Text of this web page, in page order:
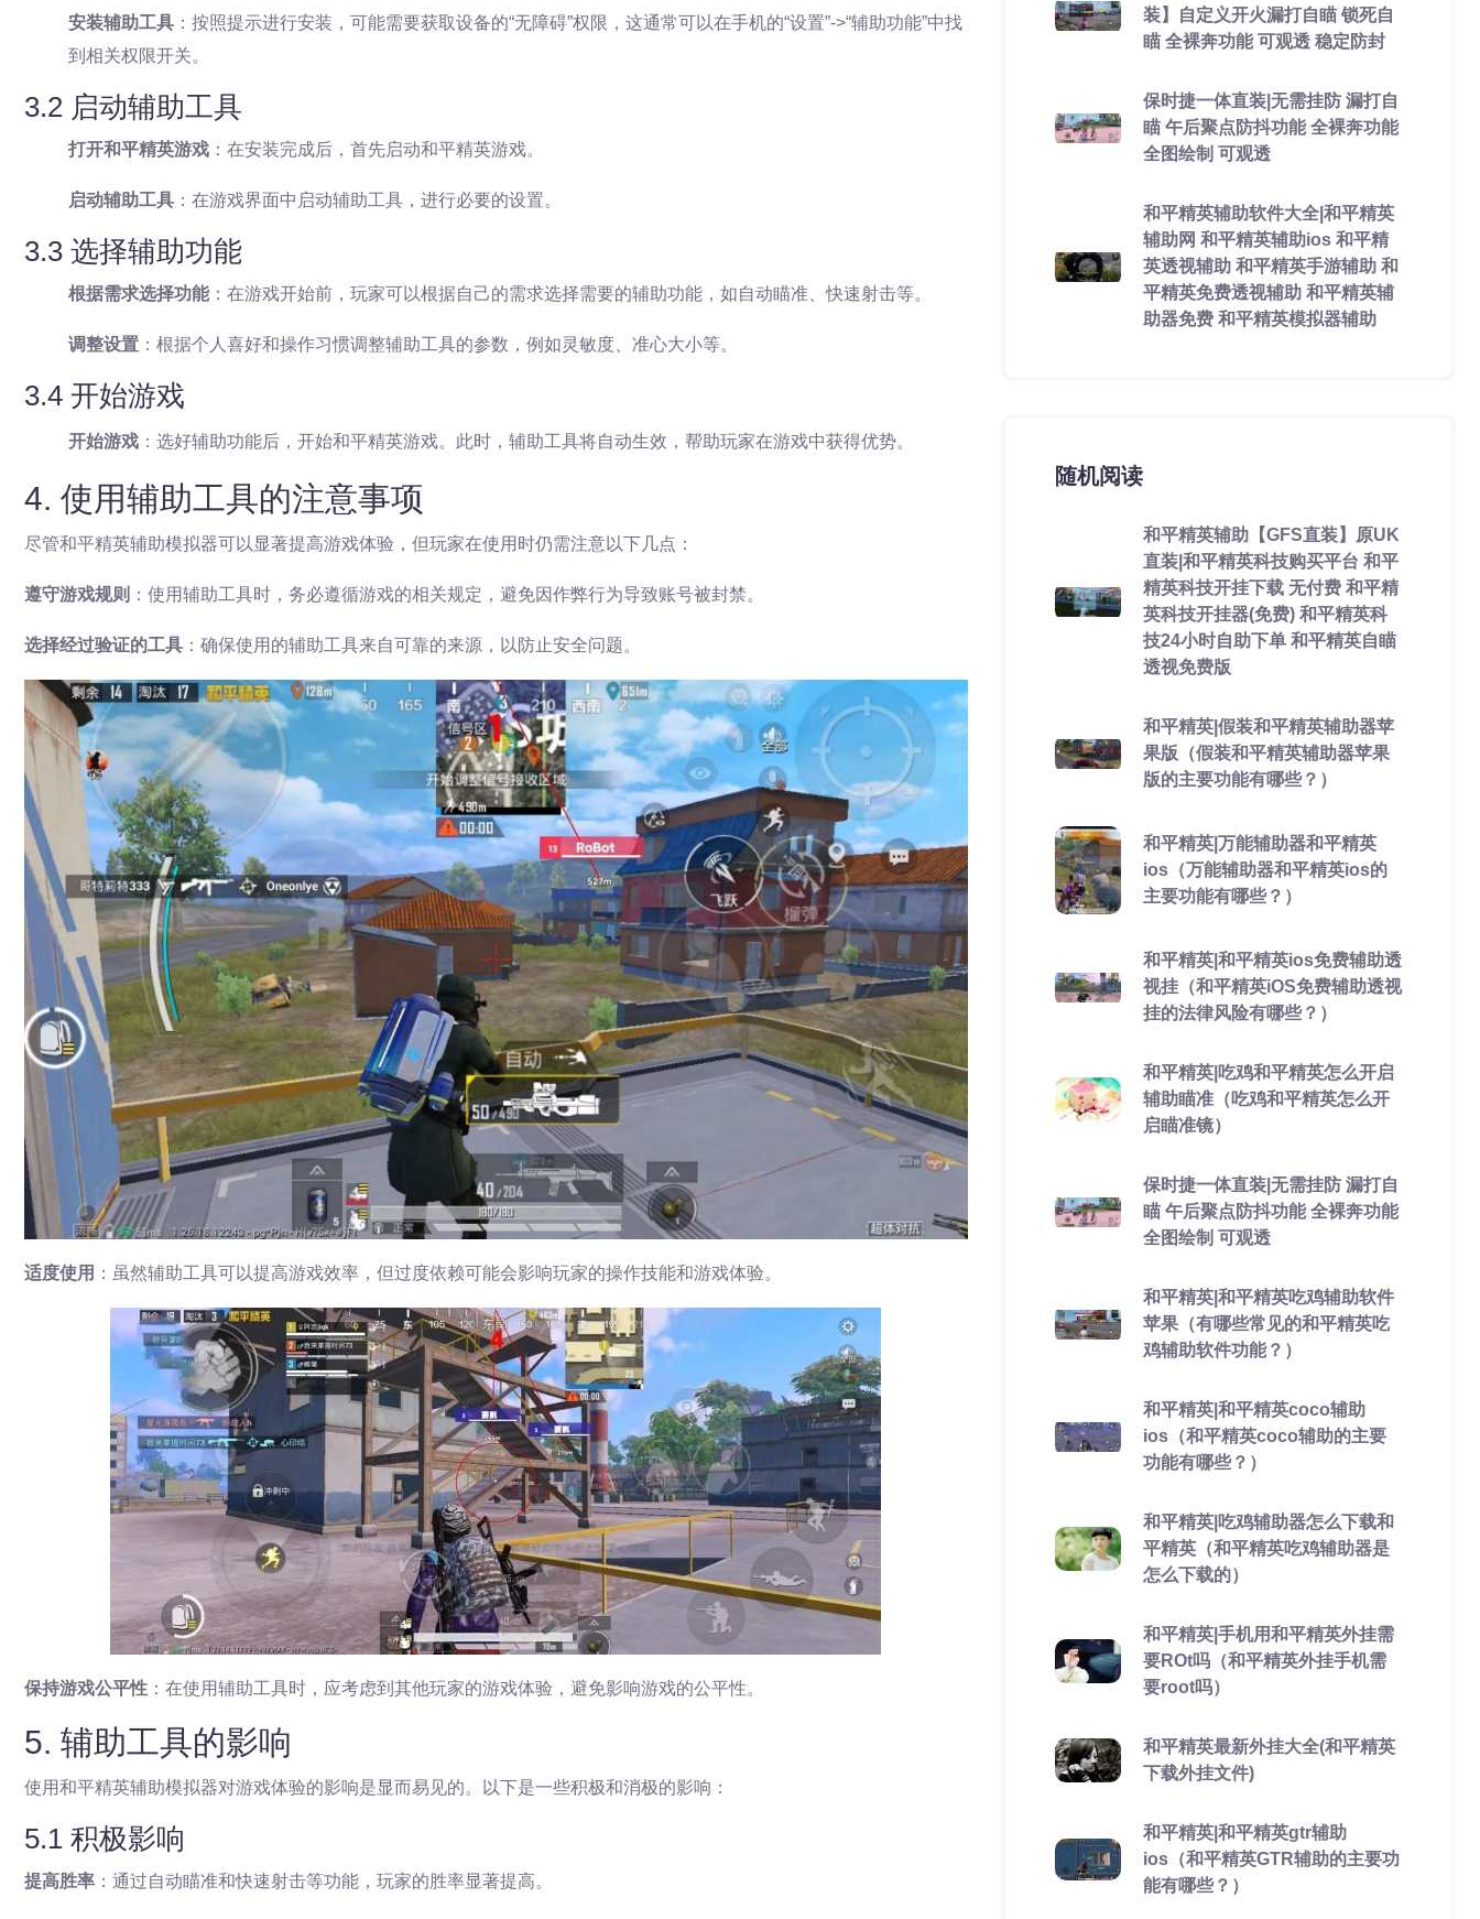
安装辅助工具 ：按照提示进行安装，可能需要获取设备的“无障碍”权限，这通常可以在手机的“设置”->“辅助功能”中找
到相关权限开关。
3.2 启动辅助工具
打开和平精英游戏 ：在安装完成后，首先启动和平精英游戏。
启动辅助工具 ：在游戏界面中启动辅助工具，进行必要的设置。
3.3 选择辅助功能
根据需求选择功能：在游戏开始前，玩家可以根据自己的需求选择需要的辅助功能，如自动瞄准、快速射击等。
调整设置 ：根据个人喜好和操作习惯调整辅助工具的参数，例如灵敏度、准心大小等。
3.4 开始游戏
开始游戏 ：选好辅助功能后，开始和平精英游戏。此时，辅助工具将自动生效，帮助玩家在游戏中获得优势。
4. 使用辅助工具的注意事项
尽管和平精英辅助模拟器可以显著提高游戏体验，但玩家在使用时仍需注意以下几点：
遵守游戏规则 ：使用辅助工具时，务必遵循游戏的相关规定，避免因作弊行为导致账号被封禁。
选择经过验证的工具 ：确保使用的辅助工具来自可靠的来源，以防止安全问题。
适度使用 ：虽然辅助工具可以提高游戏效率，但过度依赖可能会影响玩家的操作技能和游戏体验。
保持游戏公平性 ：在使用辅助工具时，应考虑到其他玩家的游戏体验，避免影响游戏的公平性。
5. 辅助工具的影响
使用和平精英辅助模拟器对游戏体验的影响是显而易见的。以下是一些积极和消极的影响：
5.1 积极影响
提高胜率 ：通过自动瞄准和快速射击等功能，玩家的胜率显著提高。
装】自定义开火漏打自瞄 锁死自
瞄 全裸奔功能 可观透 稳定防封
保时捷一体直装|无需挂防 漏打自
瞄 午后聚点防抖功能 全裸奔功能
全图绘制 可观透
和平精英辅助软件大全|和平精英
辅助网 和平精英辅助ios 和平精
英透视辅助 和平精英手游辅助 和
平精英免费透视辅助 和平精英辅
助器免费 和平精英模拟器辅助
随机阅读
和平精英辅助【GFS直装】原UK
直装|和平精英科技购买平台 和平
精英科技开挂下载 无付费 和平精
英科技开挂器(免费) 和平精英科
技24小时自助下单 和平精英自瞄
透视免费版
和平精英|假装和平精英辅助器苹
果版（假装和平精英辅助器苹果
版的主要功能有哪些？）
和平精英|万能辅助器和平精英
ios（万能辅助器和平精英ios的
主要功能有哪些？）
和平精英|和平精英ios免费辅助透
视挂（和平精英iOS免费辅助透视
挂的法律风险有哪些？）
和平精英|吃鸡和平精英怎么开启
辅助瞄准（吃鸡和平精英怎么开
启瞄准镜）
保时捷一体直装|无需挂防 漏打自
瞄 午后聚点防抖功能 全裸奔功能
全图绘制 可观透
和平精英|和平精英吃鸡辅助软件
苹果（有哪些常见的和平精英吃
鸡辅助软件功能？）
和平精英|和平精英coco辅助
ios（和平精英coco辅助的主要
功能有哪些？）
和平精英|吃鸡辅助器怎么下载和
平精英（和平精英吃鸡辅助器是
怎么下载的）
和平精英|手机用和平精英外挂需
要ROt吗（和平精英外挂手机需
要root吗）
和平精英最新外挂大全(和平精英
下载外挂文件)
和平精英|和平精英gtr辅助
ios（和平精英GTR辅助的主要功
能有哪些？）